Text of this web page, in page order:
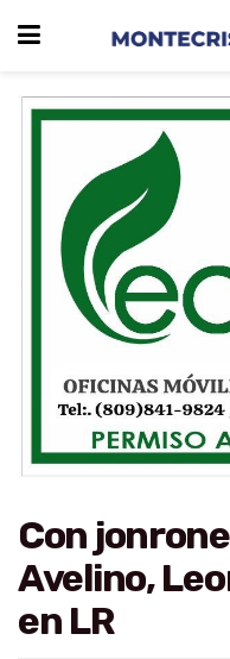
Con
Avelino,
en LR